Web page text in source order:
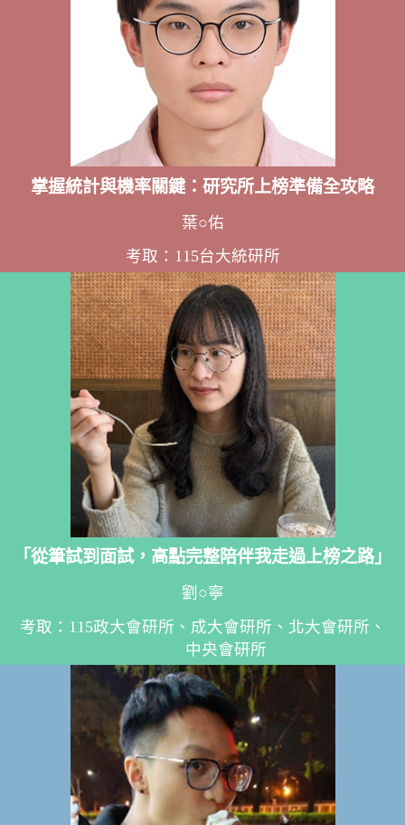
掌握統計與機率關鍵：研究所上榜準備全攻略
葉○佑
考取：115台大統研所
「從筆試到面試，高點完整陪伴我走過上榜之路」
劉○寧
考取：115政大會研所、成大會研所、北大會研所、
中央會研所